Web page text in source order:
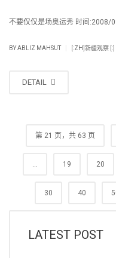
不要仅仅是场奥运秀 时间
BYABLIZ MAHSUT [:ZH]新疆观察 [:]
DETAIL
第 21 页，共 63 页
... 19 20
30 40
LATEST POST